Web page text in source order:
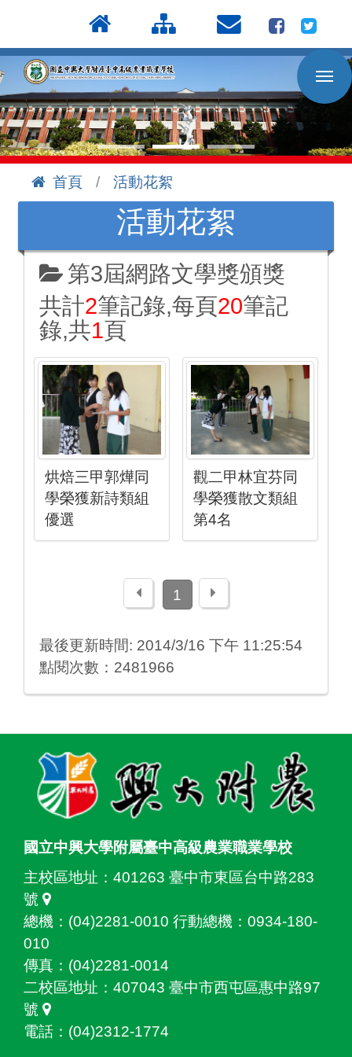
到
主
要
內
容
區
首頁
活動花絮
活動花絮
第3屆網路文學獎頒獎
共計2筆記錄,每頁20筆記
錄,共1頁
烘焙三甲郭燁同
學榮獲新詩類組
優選
觀二甲林宜芬同
學榮獲散文類組
第4名
上一頁1 下一頁
最後更新時間: 2014/3/16 下午 11:25:54
點閱次數：2481966
國立中興大學附屬臺中高級農業職業學校
主校區地址： 401263 臺中市東區台中路283
號
總機：(04)2281-0010 行動總機：0934-180-
010
傳真：(04)2281-0014
二校區地址： 407043 臺中市西屯區惠中路97
號
電話：(04)2312-1774